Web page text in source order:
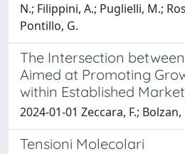
N.; Filippini, A.; Puglielli, M.;
Pontillo, G.
The Intersection
Aimed at Promoting
within Established
2024-01-01 Zeccara, F.; Bolzan,
Tensioni Molecolari